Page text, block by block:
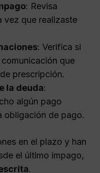
: Revisa
vez que realizaste
: Verifica si
que
prescripción.
la deuda:
algún pago
obligación de pago.
en el plazo y han
el último impago,
.